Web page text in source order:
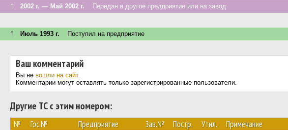
↑ 2002 г. — Май 2002 г. Передан в другое предприятие или на завод
↑ Июль 1993 г. Поступил на предприятие
Ваш комментарий
Вы не вошли на сайт.
Комментарии могут оставлять только зарегистрированные пользователи.
Другие ТС с этим номером:
№ Гос.№ Предприятие Зав.№ Постр. Утил. Примечание